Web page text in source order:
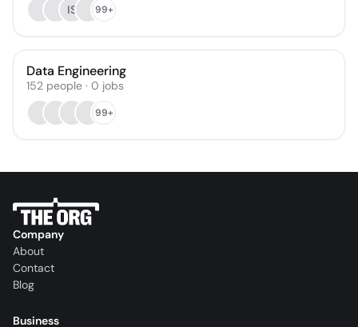
IS
99+
Data Engineering
152 people · 0 jobs
99+
Company
About
Contact
Blog
Business